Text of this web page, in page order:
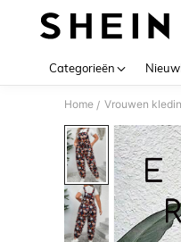
Categorieën
Home / Vrouwen